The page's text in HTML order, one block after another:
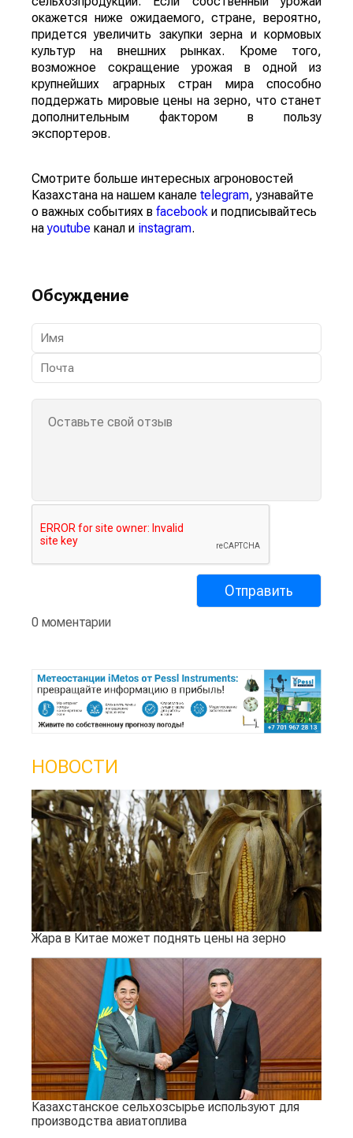
окажется ниже ожидаемого, стране, вероятно,
придется увеличить закупки зерна и кормовых
культур на внешних рынках. Кроме того,
возможное сокращение урожая в одной из
крупнейших аграрных стран мира способно
поддержать мировые цены на зерно, что станет
дополнительным фактором в пользу
экспортеров.
Смотрите больше интересных агроновостей
Казахстана на нашем канале telegram, узнавайте
о важных событиях в facebook и подписывайтесь
наyoutube канал и instagram.
Обсуждение
0 моментарии
НОВОСТИ
Жара в Китае может поднять цены на зерно
Казахстанское сельхозсырье используют для
производства авиатоплива